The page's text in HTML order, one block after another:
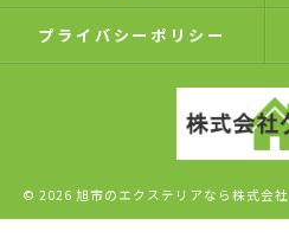
プライバシーポリシー
© 2026 旭市のエクステリアなら株式会社